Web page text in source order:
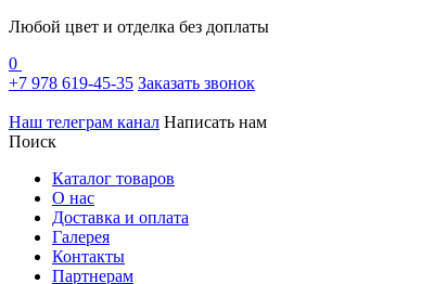
Любой цвет и отделка без доплаты
0
+7 978 619-45-35 Заказать звонок
Наш телеграм канал Написать нам
Поиск
Каталог товаров
О нас
Доставка и оплата
Галерея
Контакты
Партнерам